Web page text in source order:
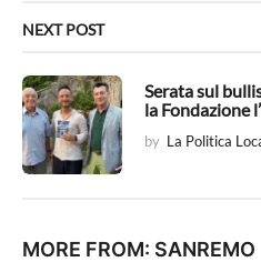
NEXT POST
Serata sul
la Fondazione
by La Politica
MORE FROM: SANREMO